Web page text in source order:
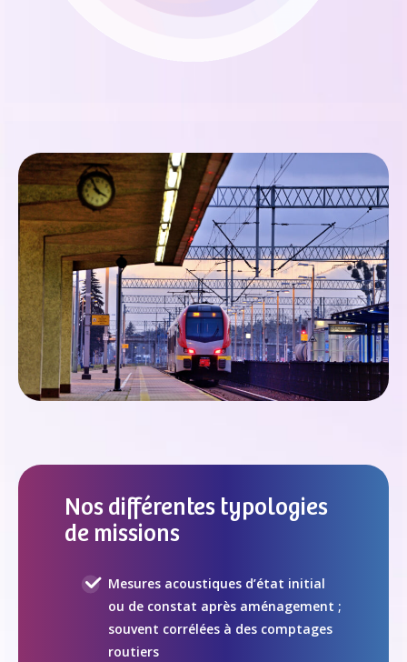
Nos différentes typologies
de missions
Mesures acoustiques d’état initial
ou de constat après aménagement ;
souvent corrélées à des comptages
routiers